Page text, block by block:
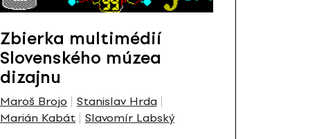
Zbierka multimédií
Slovenského múzea
dizajnu
Maroš Brojo
Stanislav Hrda
Marián Kabát
Slavomír Labský